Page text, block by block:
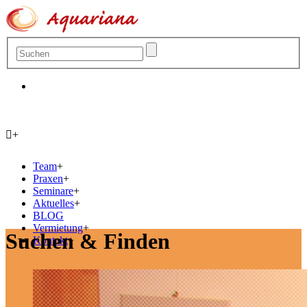
+
Team+
Praxen+
Seminare+
Aktuelles+
BLOG
Vermietung+
Kontakt+
Suchen & Finden